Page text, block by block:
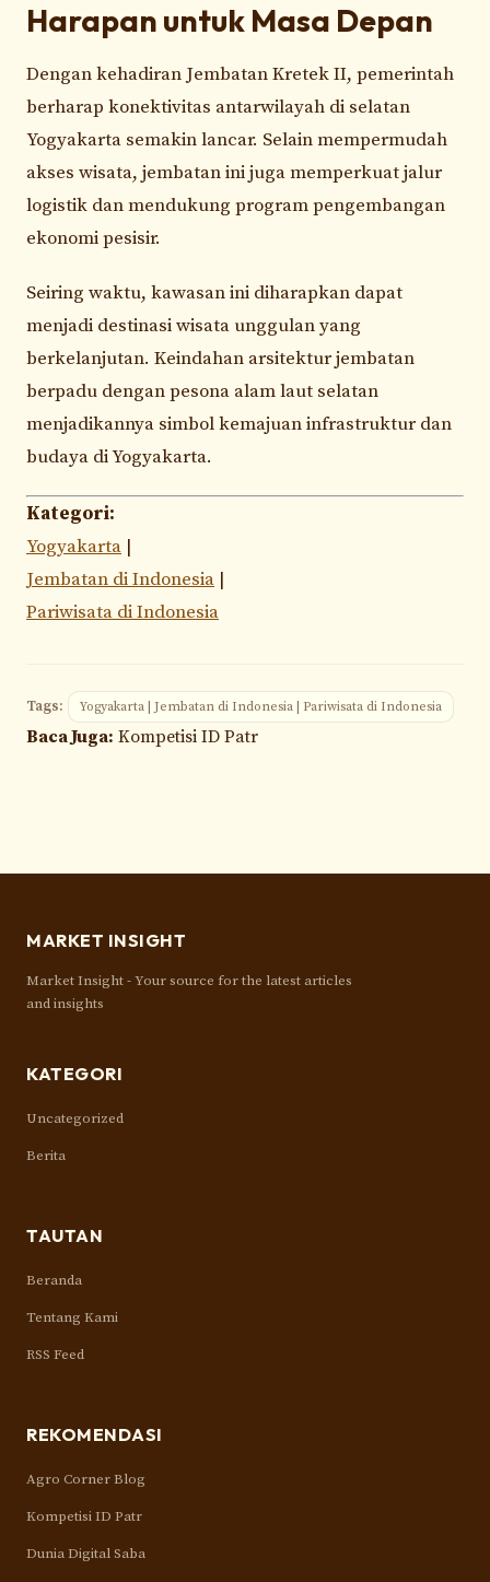
Harapan untuk Masa Depan
Dengan kehadiran Jembatan Kretek II, pemerintah
berharap konektivitas antarwilayah di selatan
Yogyakarta semakin lancar. Selain mempermudah
akses wisata, jembatan ini juga memperkuat jalur
logistik dan mendukung program pengembangan
ekonomi pesisir.
Seiring waktu, kawasan ini diharapkan dapat
menjadi destinasi wisata unggulan yang
berkelanjutan. Keindahan arsitektur jembatan
berpadu dengan pesona alam laut selatan
menjadikannya simbol kemajuan infrastruktur dan
budaya di Yogyakarta.
Kategori:
Yogyakarta |
Jembatan di Indonesia |
Pariwisata di Indonesia
Tags: Yogyakarta | Jembatan di Indonesia | Pariwisata di Indonesia
Baca Juga: Kompetisi ID Patr
MARKET INSIGHT
Market Insight - Your source for the latest articles
and insights
KATEGORI
Uncategorized
Berita
TAUTAN
Beranda
Tentang Kami
RSS Feed
REKOMENDASI
Agro Corner Blog
Kompetisi ID Patr
Dunia Digital Saba